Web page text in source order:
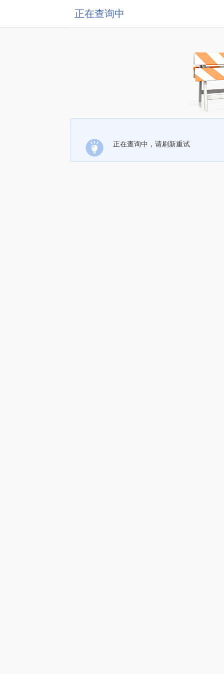
正在查询中
正在查询中，请刷新重试